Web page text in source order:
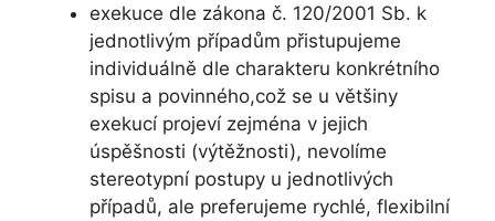
exekuce dle zákona č. 120/2001 Sb. k
jednotlivým případům přistupujeme
individuálně dle charakteru konkrétního
spisu a povinného,což se u většiny
exekucí projeví zejména v jejich
úspěšnosti (výtěžnosti), nevolíme
stereotypní postupy u jednotlivých
případů, ale preferujeme rychlé, flexibilní